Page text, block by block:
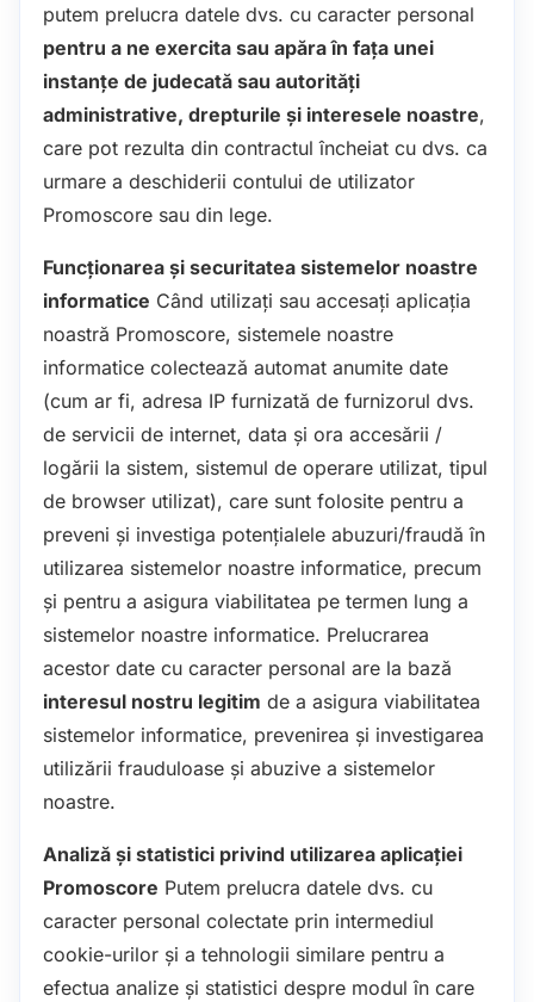
putem prelucra datele dvs. cu caracter personal
pentru a ne exercita sau apăra în fața unei
instanțe de judecată sau autorități
administrative, drepturile și interesele noastre,
care pot rezulta din contractul încheiat cu dvs. ca
urmare a deschiderii contului de utilizator
Promoscore sau din lege.
Funcționarea și securitatea sistemelor noastre
informatice Când utilizați sau accesați aplicația
noastră Promoscore, sistemele noastre
informatice colectează automat anumite date
(cum ar fi, adresa IP furnizată de furnizorul dvs.
de servicii de internet, data și ora accesării /
logării la sistem, sistemul de operare utilizat, tipul
de browser utilizat), care sunt folosite pentru a
preveni și investiga potențialele abuzuri/fraudă în
utilizarea sistemelor noastre informatice, precum
și pentru a asigura viabilitatea pe termen lung a
sistemelor noastre informatice. Prelucrarea
acestor date cu caracter personal are la bază
interesul nostru legitim de a asigura viabilitatea
sistemelor informatice, prevenirea și investigarea
utilizării frauduloase și abuzive a sistemelor
noastre.
Analiză și statistici privind utilizarea aplicației
Promoscore Putem prelucra datele dvs. cu
caracter personal colectate prin intermediul
cookie-urilor și a tehnologii similare pentru a
efectua analize și statistici despre modul în care